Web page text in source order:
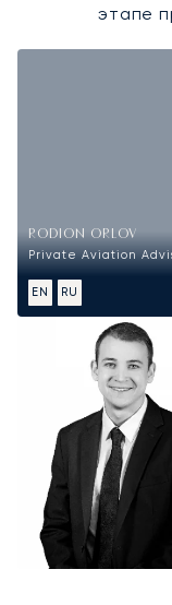
этапе
RODION ORLOV
Private Aviation
EN RU